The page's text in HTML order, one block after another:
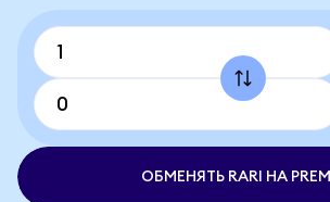
ОБМЕНЯТЬ RARI НА